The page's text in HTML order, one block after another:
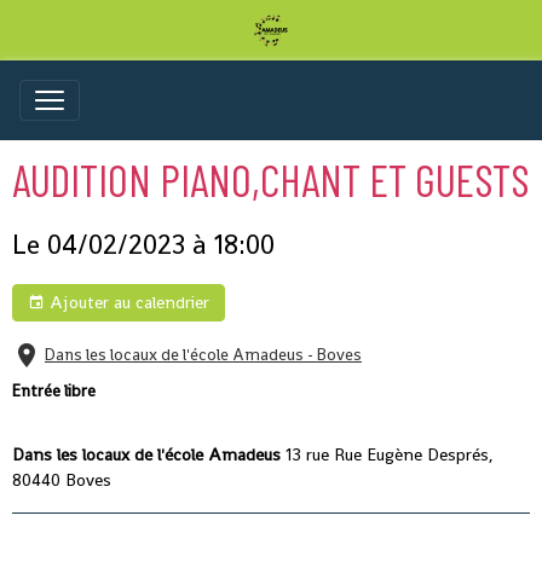
AUDITION PIANO,CHANT ET GUESTS
Le 04/02/2023 à 18:00
Ajouter au calendrier
Dans les locaux de l'école Amadeus - Boves
Entrée libre
Dans les locaux de l'école Amadeus 13 rue Rue Eugène Després,
80440 Boves